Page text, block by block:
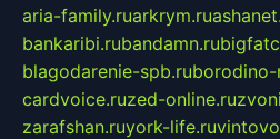
aria-family.ruarkrym.ru
bankaribi.rubandamn.ru
blagodarenie-spb.ruborodino-
cardvoice.ruzed-online.ru
zarafshan.ruyork-life.ru